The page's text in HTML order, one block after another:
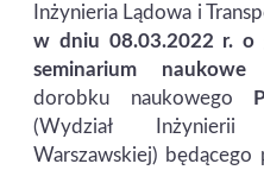
Inżynieria Lądowa i
w dniu 08.03.2022 r. o
seminarium naukowe
dorobku naukowego
(Wydział Inżynierii
Warszawskiej)